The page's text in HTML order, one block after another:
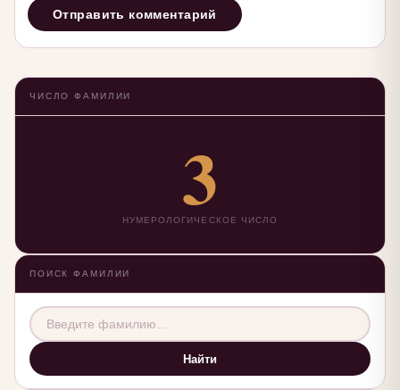
ЧИСЛО ФАМИЛИИ
3
НУМЕРОЛОГИЧЕСКОЕ ЧИСЛО
ПОИСК ФАМИЛИИ
Найти